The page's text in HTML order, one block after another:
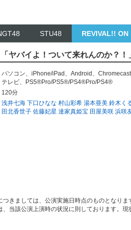
STU48 REVIVAL!! ON
ヤバイよ！ついて来れんのか？！
パソコン、 iPhone/iPad 、 Android 、 Chromecast
テレビ、
PS5®Pro/PS5®/PS4®Pro/PS4®
120分
浅井七海 下口ひなな 村山彩希 湯本亜美 鈴木く
田北香世子 佐藤妃星 達家真姫宝 田屋美咲 浜咲
きましては、公演実施日時点のものとなりま
当該公演上演時の状況に則しております。現